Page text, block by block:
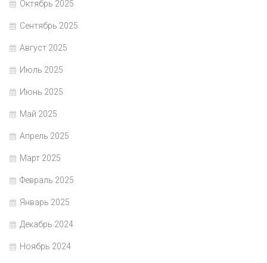
Октябрь 2025
Сентябрь 2025
Август 2025
Июль 2025
Июнь 2025
Май 2025
Апрель 2025
Март 2025
Февраль 2025
Январь 2025
Декабрь 2024
Ноябрь 2024